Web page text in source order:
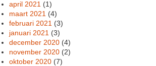
april 2021 (1)
maart 2021 (4)
februari 2021 (3)
januari 2021 (3)
december 2020 (4)
november 2020 (2)
oktober 2020 (7)